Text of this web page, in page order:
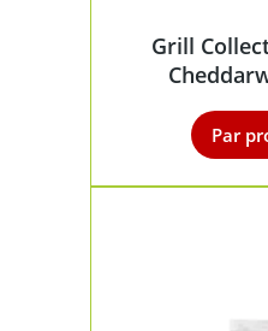
Grill
Par